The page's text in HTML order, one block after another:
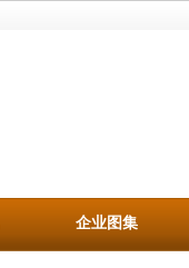
企业图集